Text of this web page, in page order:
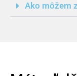
Ako môžem